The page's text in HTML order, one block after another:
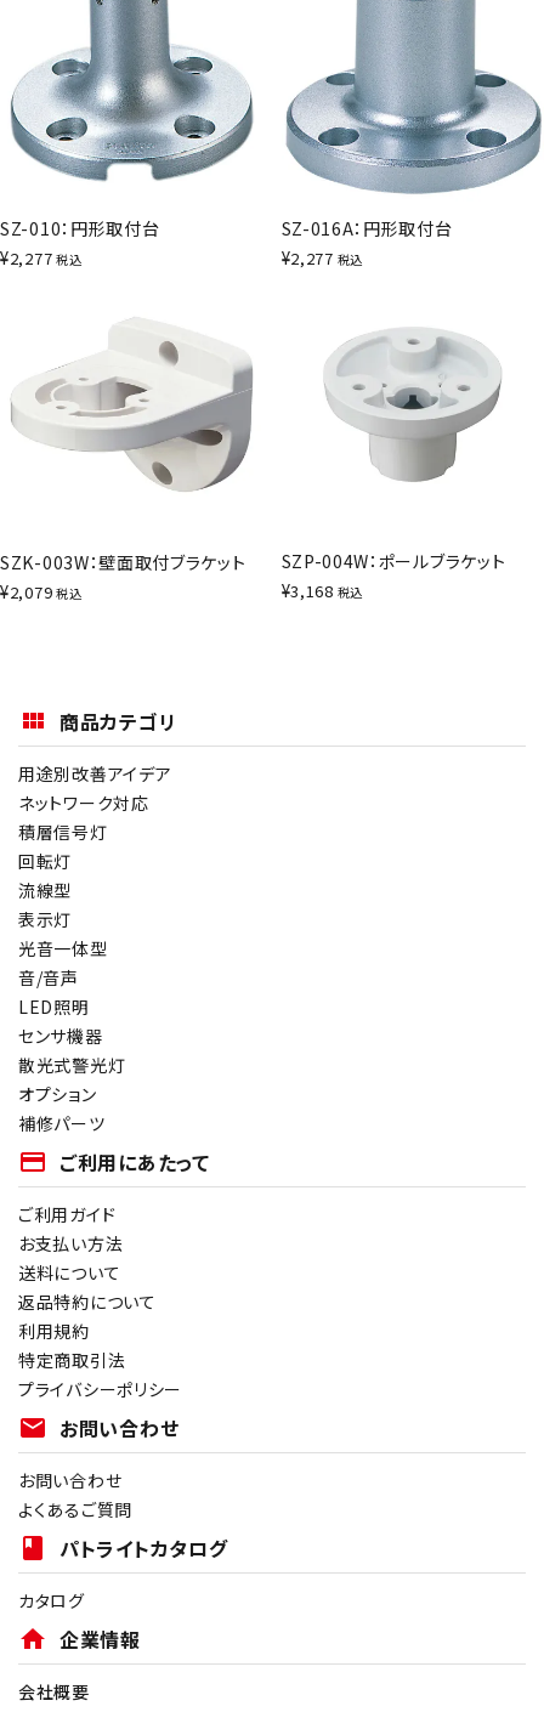
SZ-010：円形取付台
¥2,277 税込
SZ-016A：円形取付台
¥2,277 税込
SZK-003W：壁面取付ブラケット
¥2,079 税込
SZP-004W：ポールブラケット
¥3,168 税込
商品カテゴリ
用途別改善アイデア
ネットワーク対応
積層信号灯
回転灯
流線型
表示灯
光音一体型
音/音声
LED照明
センサ機器
散光式警光灯
オプション
補修パーツ
payment ご利用にあたって
ご利用ガイド
お支払い方法
送料について
返品特約について
利用規約
特定商取引法
プライバシーポリシー
mail お問い合わせ
お問い合わせ
よくあるご質問
book パトライトカタログ
カタログ
home 企業情報
会社概要